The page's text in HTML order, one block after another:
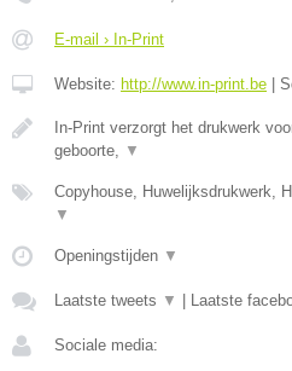
E-mail › In-Print
Website: http://www.in-print.be |
In-Print verzorgt het drukwerk
geboorte,
▼
Copyhouse, Huwelijksdrukwerk,
▼
Openingstijden ▼
Laatste tweets ▼ | Laatste
Sociale media: